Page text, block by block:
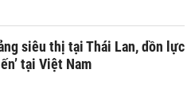
siêu thị tại Thái Lan, dồn lực
tại Việt Nam